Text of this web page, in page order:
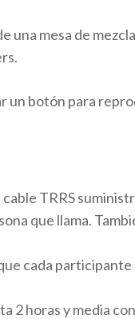
una mesa de
un botón para
TRRS
que llama.
cada
2 horas y media